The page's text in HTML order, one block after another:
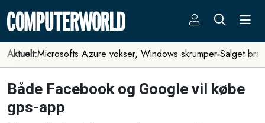
Aktuelt:Microsofts Azure vokser, Windows skrumper Salget
Både Facebook og Google vil købe
gps-app